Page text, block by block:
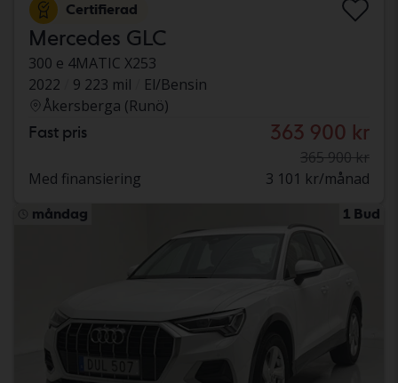
Certifierad
Mercedes GLC
300 e 4MATIC X253
2022
9 223 mil
El/Bensin
Åkersberga (Runö)
Fast pris 363 900 kr
365 900 kr
Med finansiering
3 101 kr/månad
måndag 1 Bud